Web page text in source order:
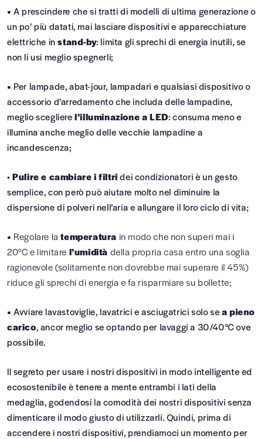
•A prescindere che si tratti di modelli di ultima generazione o
un po’ più datati, mai lasciare dispositivi e apparecchiature
elettriche instand-by: limita gli sprechi di energia inutili, se
non li usi meglio spegnerli;
•Per lampade, abat-jour, lampadari e qualsiasi dispositivo o
accessorio d’arredamento che includa delle lampadine,
meglio sceglierel’illuminazione a LED: consuma meno e
illumina anche meglio delle vecchie lampadine a
incandescenza;
•Pulire e cambiare i filtridei condizionatori è un gesto
semplice, con però può aiutare molto nel diminuire la
dispersione di polveri nell’aria e allungare il loro ciclo di vita;
• Regolare latemperatura in modo che non superi mai i
20°C e limitare l’umidità della propria casa entro una soglia
ragionevole (solitamente non dovrebbe mai superare il 45%)
riduce gli sprechi di energia e fa risparmiare su bollette;
•Avviare lavastoviglie, lavatrici e asciugatrici solo sea pieno
carico, ancor meglio se optando per lavaggi a 30/40°C ove
possibile.
Il segreto per usare i nostri dispositivi in modo intelligente ed
ecosostenibile è tenere a mente entrambi i lati della
medaglia, godendosi la comodità dei nostri dispositivi senza
dimenticare il modo giusto di utilizzarli. Quindi, prima di
accendere i nostri dispositivi, prendiamoci un momento per